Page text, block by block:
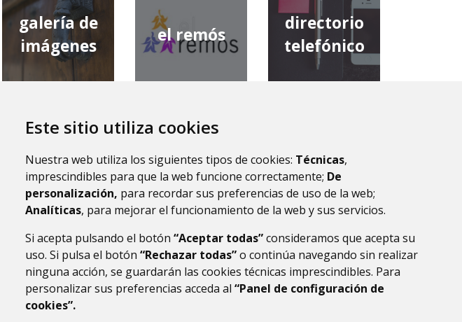
Este sitio utiliza cookies
Nuestra web utiliza los siguientes tipos de cookies: Técnicas,
imprescindibles para que la web funcione correctamente; De
personalización, para recordar sus preferencias de uso de la web;
Analíticas, para mejorar el funcionamiento de la web y sus servicios.
Si acepta pulsando el botón “Aceptar todas”consideramos que acepta su
uso. Si pulsa el botón “Rechazar todas”o continúa navegando sin realizar
ninguna acción, se guardarán las cookies técnicas imprescindibles. Para
personalizar sus preferencias acceda al “Panel de configuración de
cookies”.
galería de
imágenes
el remós
directorio
telefónico
hace
la ribagorza
provincial de
huesca